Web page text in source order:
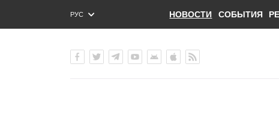
РУС
ENG
НОВОСТИ СОБЫТИЯ